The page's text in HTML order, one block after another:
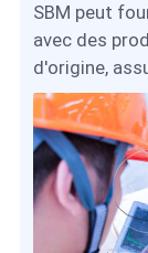
SBM peut
avec des
d'origine,